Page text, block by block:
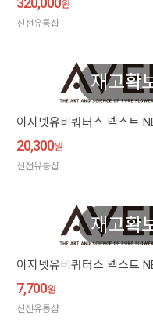
원
신선유통샵
재고확
이지넷유비쿼터스 넥스트
20,300원
신선유통샵
재고확
이지넷유비쿼터스 넥스트
7,700원
신선유통샵